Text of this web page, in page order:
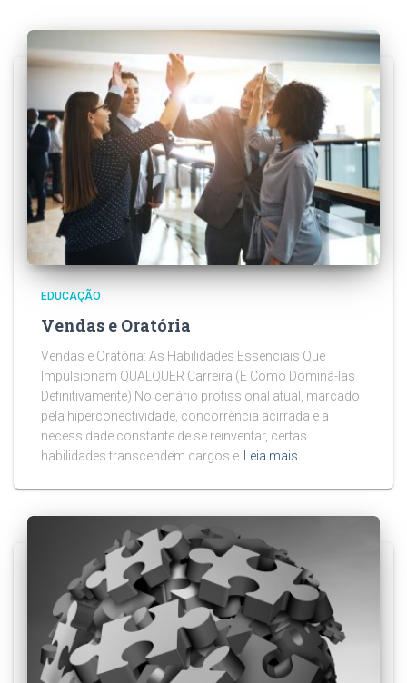
EDUCAÇÃO
Vendas e Oratória
Vendas e Oratória: As Habilidades Essenciais Que
Impulsionam QUALQUER Carreira (E Como Dominá-las
Definitivamente) No cenário profissional atual, marcado
pela hiperconectividade, concorrência acirrada e a
necessidade constante de se reinventar, certas
habilidades transcendem cargos e
Leia mais…